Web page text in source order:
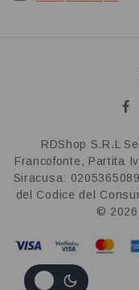
RDShop S.R.L
Francofonte, Partita
Siracusa:
del Codice del
©